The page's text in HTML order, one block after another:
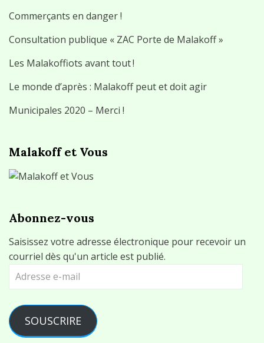
Commerçants en danger !
Consultation publique « ZAC Porte de Malakoff »
Les Malakoffiots avant tout !
Le monde d’après : Malakoff peut et doit agir
Municipales 2020 – Merci !
Malakoff et Vous
Abonnez-vous
Saisissez votre adresse électronique pour recevoir un
courriel dès qu'un article est publié.
Adresse
SOUSCRIRE